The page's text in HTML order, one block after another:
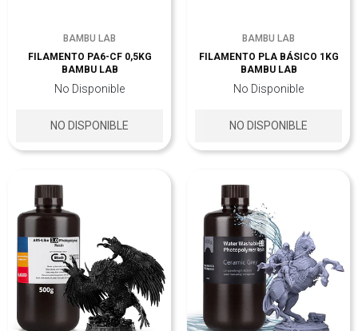
BAMBU LAB
FILAMENTO PA6-CF 0,5KG
BAMBU LAB
No Disponible
NO DISPONIBLE
BAMBU LAB
FILAMENTO PLA BÁSICO 1KG
BAMBU LAB
No Disponible
NO DISPONIBLE